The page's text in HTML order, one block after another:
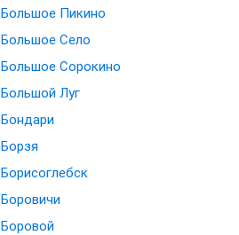
Большое Пикино
Большое Село
Большое Сорокино
Большой Луг
Бондари
Борзя
Борисоглебск
Боровичи
Боровой